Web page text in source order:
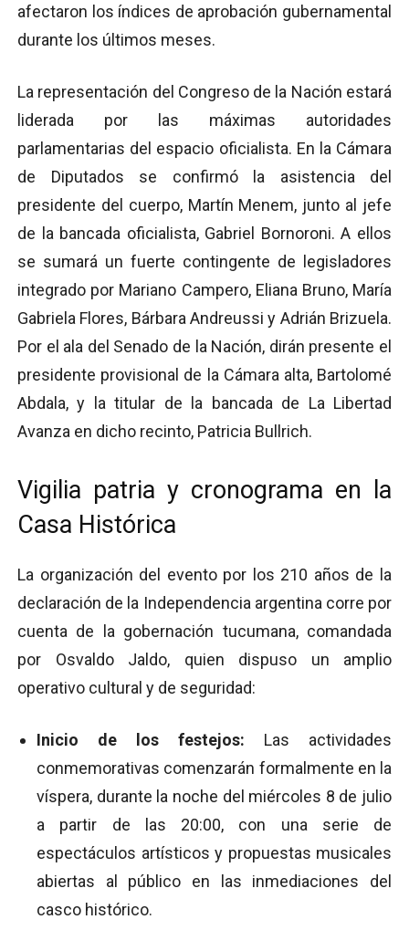
afectaron los índices de aprobación gubernamental
durante los últimos meses.
La representación del Congreso de la Nación estará
liderada por las máximas autoridades
parlamentarias del espacio oficialista. En la Cámara
de Diputados se confirmó la asistencia del
presidente del cuerpo, Martín Menem, junto al jefe
de la bancada oficialista, Gabriel Bornoroni. A ellos
se sumará un fuerte contingente de legisladores
integrado por Mariano Campero, Eliana Bruno, María
Gabriela Flores, Bárbara Andreussi y Adrián Brizuela.
Por el ala del Senado de la Nación, dirán presente el
presidente provisional de la Cámara alta, Bartolomé
Abdala, y la titular de la bancada de La Libertad
Avanza en dicho recinto, Patricia Bullrich.
Vigilia patria y cronograma en la
Casa Histórica
La organización del evento por los 210 años de la
declaración de la Independencia argentina corre por
cuenta de la gobernación tucumana, comandada
por Osvaldo Jaldo, quien dispuso un amplio
operativo cultural y de seguridad:
Inicio de los festejos: Las actividades
conmemorativas comenzarán formalmente en la
víspera, durante la noche del miércoles 8 de julio
a partir de las 20:00, con una serie de
espectáculos artísticos y propuestas musicales
abiertas al público en las inmediaciones del
casco histórico.